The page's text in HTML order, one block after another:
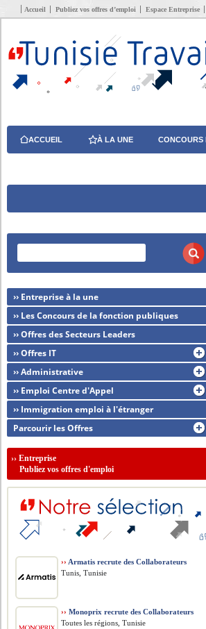
Accueil Publiez vos offres d’emploi Espace Entreprise
ACCUEIL À LA UNE CONCOURS
›› Entreprise à la une
›› Les Concours de la fonction publiques
›› Offres des Secteurs Leaders
›› Offres IT
›› Administrative
›› Emploi Centre d'Appel
›› Immigration emploi à l'étranger
Parcourir les Offres
››Entreprise
Publiez vos offres d'emploi
›› Armatis recrute des Collaborateurs
Tunis, Tunisie
›› Monoprix recrute des Collaborateurs
Toutes les régions, Tunisie